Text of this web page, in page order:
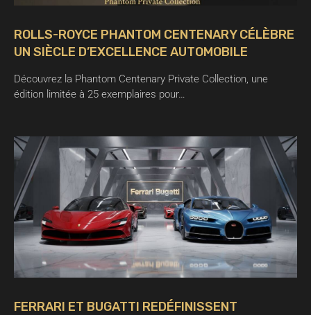
ROLLS-ROYCE PHANTOM CENTENARY CÉLÈBRE
UN SIÈCLE D’EXCELLENCE AUTOMOBILE
Découvrez la Phantom Centenary Private Collection, une
édition limitée à 25 exemplaires pour…
FERRARI ET BUGATTI REDÉFINISSENT